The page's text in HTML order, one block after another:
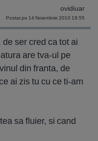
ovidiuar
Postat pe 14 Noiembrie 2010 19:55
ser cred ca tot ai
are tva-ul pe
din franta, de
ai zis tu cu ce ti-am
sa fluier, si cand